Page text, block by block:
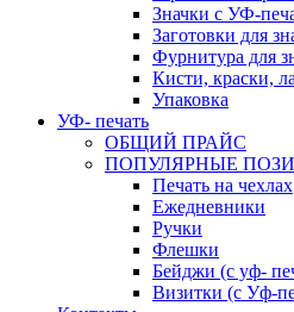
Значки с УФ-
Заготовки для
Фурнитура для
Кисти, краски,
Упаковка
УФ- печать
ОБЩИЙ ПРАЙС
ПОПУЛЯРНЫЕ
Печать на чехлах
Ежедневники
Ручки
Флешки
Бейджи (с уф-
Визитки (с Уф-